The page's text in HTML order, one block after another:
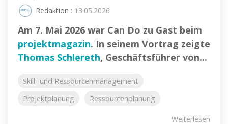
Redaktion : 13.05.2026
Am 7. Mai 2026 war Can Do zu Gast beim
projektmagazin. In seinem Vortrag zeigte
Thomas Schlereth, Geschäftsführer von...
Skill- und Ressourcenmanagement
Projektplanung
Ressourcenplanung
Weiterlesen